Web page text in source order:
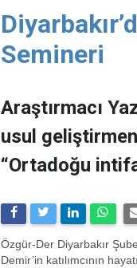
Semineri
Araştırmacı
usul
“Ortadoğu
Özgür-Der Diyarbakır
Demir’in katılımcının